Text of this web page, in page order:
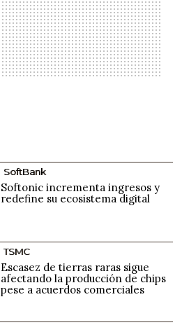
SoftBank
Softonic incrementa ingresos y
redefine su ecosistema digital
TSMC
Escasez de tierras raras sigue
afectando la producción de chips
pese a acuerdos comerciales